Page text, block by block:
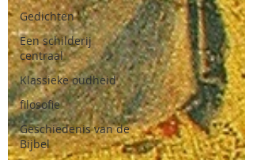
Gedichten
Een schilderij
centraal
Klassieke oudheid
filosofie
Geschiedenis van de
Bijbel